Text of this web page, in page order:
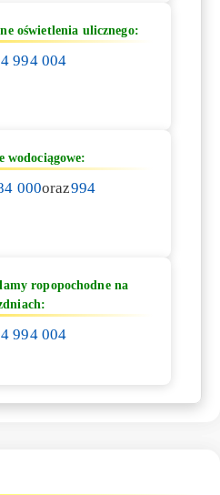
oświetlenia ulicznego:
994 004
wodociągowe:
000oraz994
ropopochodne na
994 004